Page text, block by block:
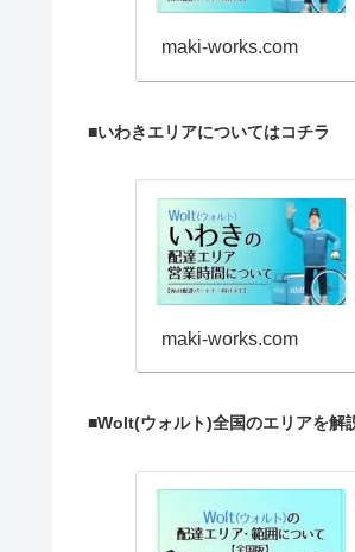
maki-works.com
■いわきエリアについてはコチラ
maki-works.com
■Wolt(ウォルト)全国のエリアを解